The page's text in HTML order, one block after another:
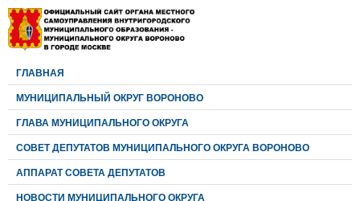
ГЛАВНАЯ
МУНИЦИПАЛЬНЫЙ ОКРУГ ВОРОНОВО
ГЛАВА МУНИЦИПАЛЬНОГО ОКРУГА
CОВЕТ ДЕПУТАТОВ МУНИЦИПАЛЬНОГО ОКРУГА ВОРОНОВО
АППАРАТ СОВЕТА ДЕПУТАТОВ
НОВОСТИ МУНИЦИПАЛЬНОГО ОКРУГА